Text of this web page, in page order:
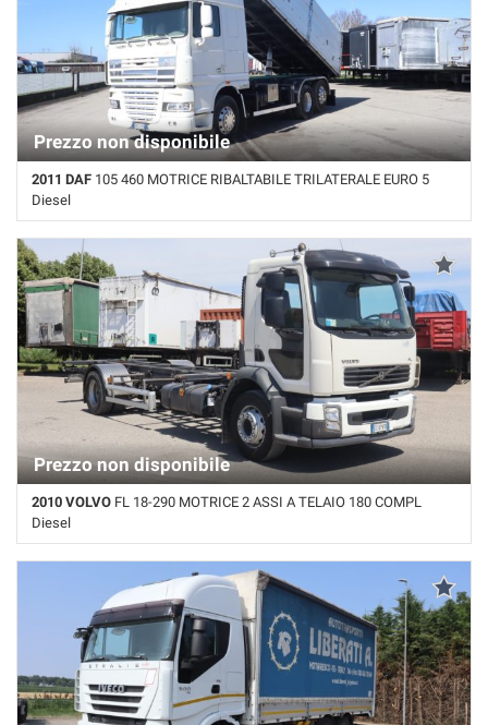
Prezzo non disponibile
2011 DAF 105 460 MOTRICE RIBALTABILE TRILATERALE EURO 5
Diesel
Km non disponibile • Cambio Automatico • Bianco pastello • Aria
condizionata da parcheggio • Retarder/Intarder
Prezzo non disponibile
2010 VOLVO FL 18-290 MOTRICE 2 ASSI A TELAIO 180 COMPL
Diesel
700.000 Km • Cambio Automatico • Bianco pastello